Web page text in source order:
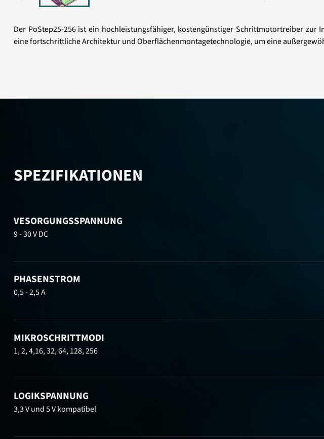
Der PoStep25-256 ist ein hochleistungsfähiger, kostengünstiger Schrittmotortreiber
eine fortschrittliche Architektur und Oberflächenmontagetechnologie, um eine
SPEZIFIKATIONEN
VESORGUNGSSPANNUNG
9 - 30 V DC
PHASENSTROM
0,5 - 2,5 A
MIKROSCHRITTMODI
1, 2, 4,16, 32, 64, 128, 256
LOGIKSPANNUNG
3,3 V und 5 V kompatibel